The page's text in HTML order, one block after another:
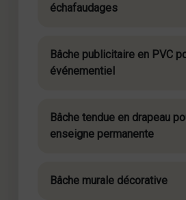
échafaudages
Bâche publicitaire en PVC
événementiel
Bâche tendue en drapeau
enseigne permanente
Bâche murale décorative